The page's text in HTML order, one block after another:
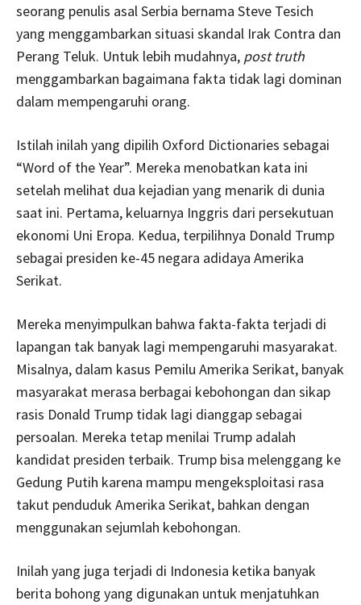
seorang penulis asal Serbia bernama Steve Tesich
yang menggambarkan situasi skandal Irak Contra dan
Perang Teluk. Untuk lebih mudahnya, post truth
menggambarkan bagaimana fakta tidak lagi dominan
dalam mempengaruhi orang.
Istilah inilah yang dipilih Oxford Dictionaries sebagai
“Word of the Year”. Mereka menobatkan kata ini
setelah melihat dua kejadian yang menarik di dunia
saat ini. Pertama, keluarnya Inggris dari persekutuan
ekonomi Uni Eropa. Kedua, terpilihnya Donald Trump
sebagai presiden ke-45 negara adidaya Amerika
Serikat.
Mereka menyimpulkan bahwa fakta-fakta terjadi di
lapangan tak banyak lagi mempengaruhi masyarakat.
Misalnya, dalam kasus Pemilu Amerika Serikat, banyak
masyarakat merasa berbagai kebohongan dan sikap
rasis Donald Trump tidak lagi dianggap sebagai
persoalan. Mereka tetap menilai Trump adalah
kandidat presiden terbaik. Trump bisa melenggang ke
Gedung Putih karena mampu mengeksploitasi rasa
takut penduduk Amerika Serikat, bahkan dengan
menggunakan sejumlah kebohongan.
Inilah yang juga terjadi di Indonesia ketika banyak
berita bohong yang digunakan untuk menjatuhkan